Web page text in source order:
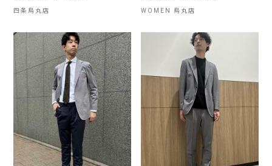
四条烏丸店 WOMEN 烏丸店